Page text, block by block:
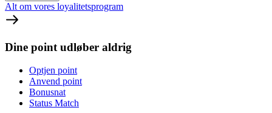
Alt om vores loyalitetsprogram
Dine point udløber aldrig
Optjen point
Anvend point
Bonusnat
Status Match